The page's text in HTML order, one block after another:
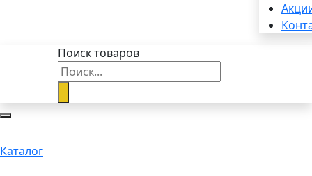
Поиск товаров
Каталог